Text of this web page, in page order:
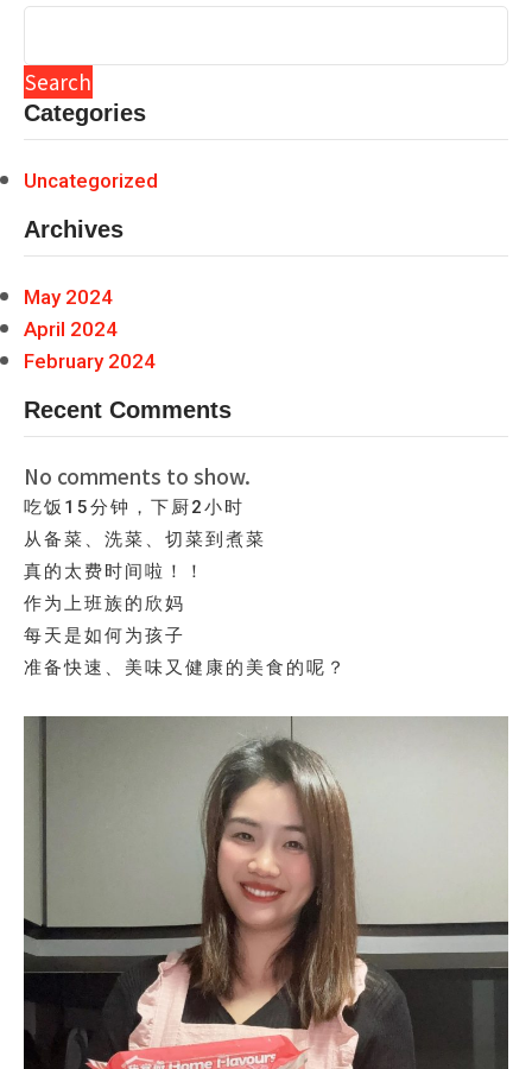
Search
Categories
Uncategorized
Archives
May 2024
April 2024
February 2024
Recent Comments
No comments to show.
吃饭15分钟，下厨2小时
从备菜、洗菜、切菜到煮菜
真的太费时间啦！！
作为上班族的欣妈
每天是如何为孩子
准备快速、美味又健康的美食的呢？